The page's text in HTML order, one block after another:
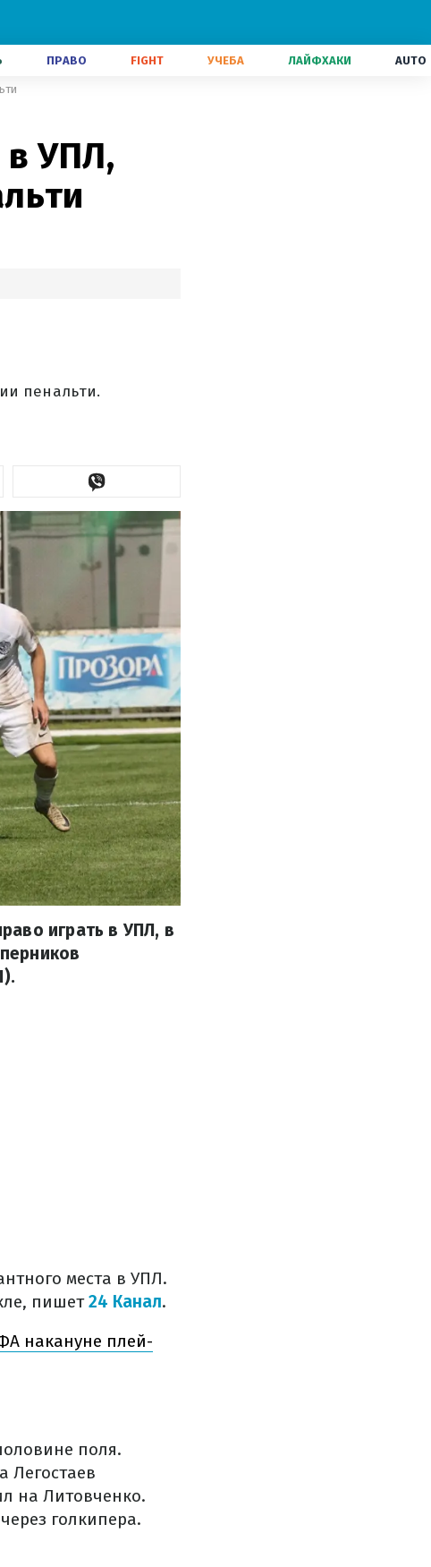
ПРАВО FIGHT УЧЕБА ЛАЙФХАКИ AUTO
УПЛ,
пенальти.
играть в УПЛ, в
места в УПЛ.
пишет24 Канал.
накануне плей-
поля.
Легостаев
на Литовченко.
голкипера.